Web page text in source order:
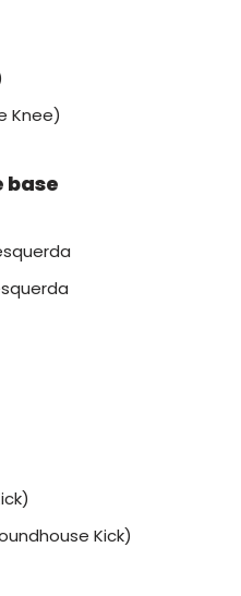
Knee)
base
Kick)